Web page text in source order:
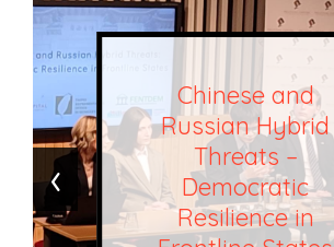
Chinese and
Russian Hybrid
Threats –
Democratic
Resilience in
‹